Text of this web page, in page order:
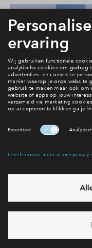
#013
In optie
€ 624.000 v.o.n.